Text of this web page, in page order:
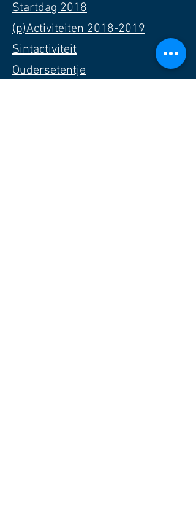
Startdag 2018
(p)Activiteiten 2018-2019
Sintactiviteit
Oudersetentje